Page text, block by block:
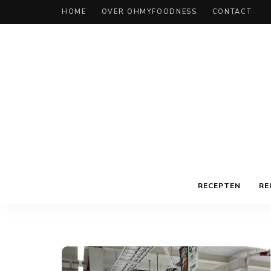
HOME OVER OHMYFOODNESS CONTACT
RECEPTEN